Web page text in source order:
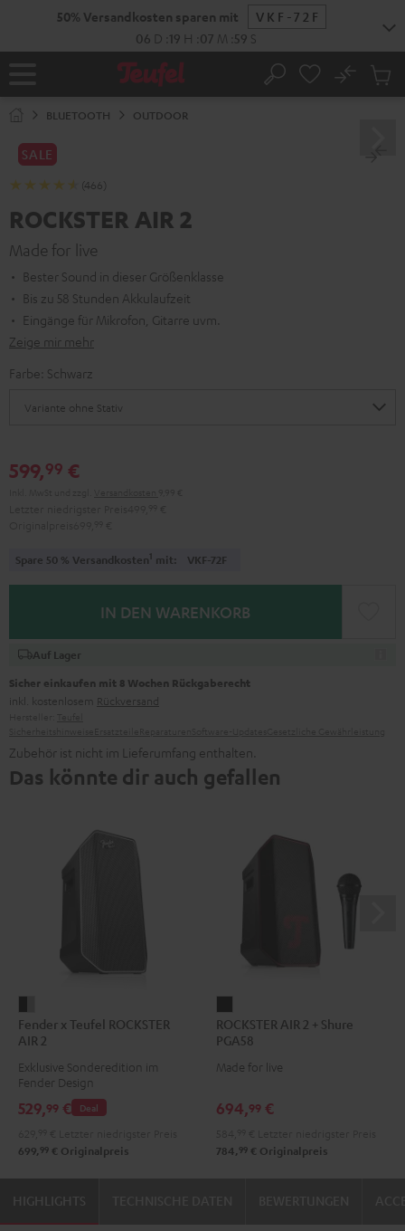
50% Versandkosten sparen mit
VKF-72F
06 D 19 H 07 M 58 S
Startseite Suche
No
BLUETOOTH OUTDOOR
SALE
(466)
ROCKSTER AIR 2
Made for live
Bester Sound in dieser Größenklasse
Bis zu 58 Stunden Akkulaufzeit
Eingänge für Mikrofon, Gitarre uvm.
Zeige mir mehr
Farbe: Schwarz
599,99 €
Spare 50 % Versandkosten1 mit: VKF-72F
IN DEN WARENKORB
Auf Lager
Sicher einkaufen mit 8 Wochen Rückgaberecht
inkl. kostenlosem Rückversand
Zubehör ist nicht im Lieferumfang enthalten.
Das könnte dir auch gefallen
x
Teufel
ROCKSTER
AIR
2
&
Steel
Fender x Teufel ROCKSTER
AIR 2
Exklusive Sonderedition im
Fender Design
Deal
529,99 €
699, 99 € Originalpreis
AIR
2
+
PGA58
ROCKSTER AIR 2 + Shure
PGA58
Made for live
694,99 €
784, 99 € Originalpreis
HIGHLIGHTS